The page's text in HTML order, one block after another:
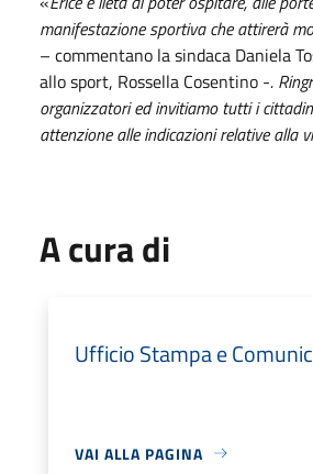
manifestazione sportiva che attirerà
– commentano la sindaca Daniela
allo sport, Rossella Cosentino -.
organizzatori ed invitiamo tutti i
attenzione alle indicazioni relative alla
A cura di
Ufficio Stampa e
VAI ALLA PAGINA